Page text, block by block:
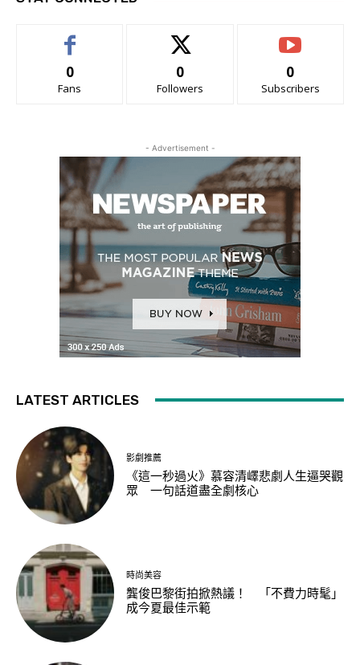
0
Fans
0
Followers
0
Subscribers
- Advertisement -
LATEST ARTICLES
影劇推薦
《這一秒過火》慕容清嶧悲劇人生逼哭觀
眾 一句話道盡全劇核心
時尚美容
龔俊巴黎街拍掀熱議！ 「不費力時髦」
成今夏最佳示範